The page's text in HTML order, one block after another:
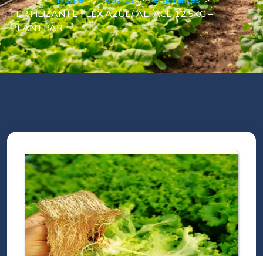
FERTILIZANTE FLEX AZUL/ ALFACE 12,5KG –
PLANTPAR